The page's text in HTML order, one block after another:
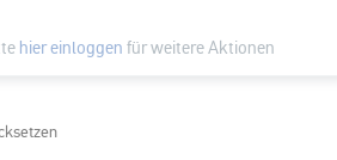
hier einloggen für weitere Aktionen